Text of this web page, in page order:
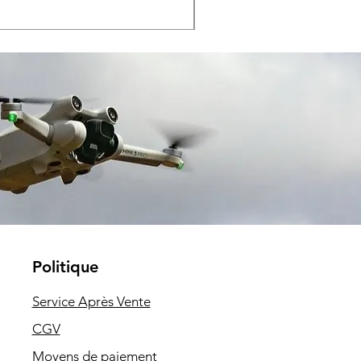
Politique
Service Après Vente
CGV
Moyens de paiement